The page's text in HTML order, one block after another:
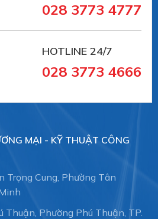
028 3773 4777
HOTLINE 24/7
028 3773 4666
MẠI - KỸ THUẬT CÔNG
Trọng Cung, Phường Tân
Thuận, Phường Phú Thuận, TP.